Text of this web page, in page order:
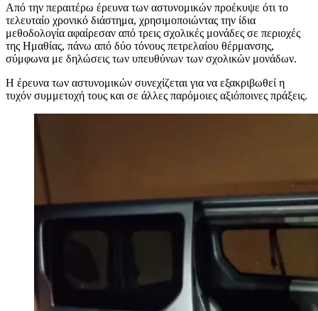
Από την περαιτέρω έρευνα των αστυνομικών προέκυψε ότι το
τελευταίο χρονικό διάστημα, χρησιμοποιώντας την ίδια
μεθοδολογία αφαίρεσαν από τρεις σχολικές μονάδες σε περιοχές
της Ημαθίας, πάνω από δύο τόνους πετρελαίου θέρμανσης,
σύμφωνα με δηλώσεις των υπευθύνων των σχολικών μονάδων.
Η έρευνα των αστυνομικών συνεχίζεται για να εξακριβωθεί η
τυχόν συμμετοχή τους και σε άλλες παρόμοιες αξιόποινες πράξεις.